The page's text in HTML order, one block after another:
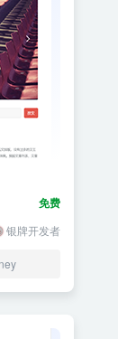
免费
银牌开发者